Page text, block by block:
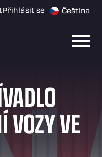
Přihlásit se Čeština
VOZY VE